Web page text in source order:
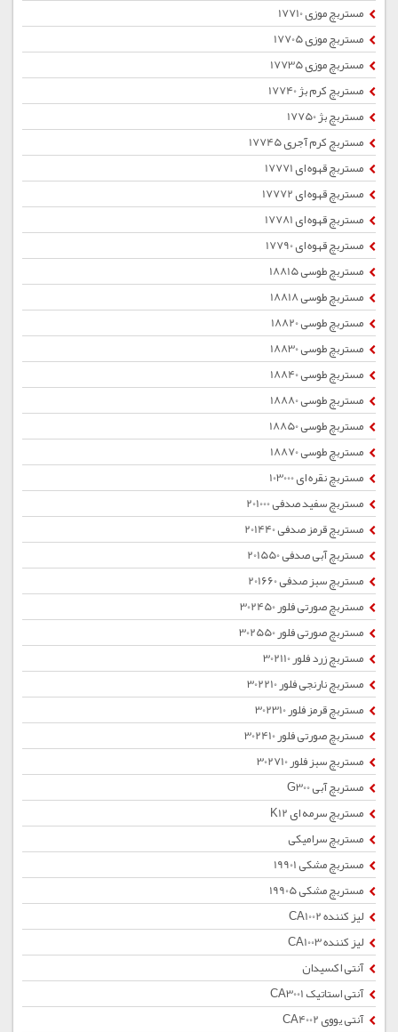
مستربچ موزی 17710
مستربچ موزی 17705
مستربچ موزی 17735
مستربچ کرم بژ 17740
مستربچ بژ 17750
مستربچ کرم آجری 17745
مستربچ قهوه ای 17771
مستربچ قهوه ای 17772
مستربچ قهوه ای 17781
مستربچ قهوه ای 17790
مستربچ طوسی 18815
مستربچ طوسی 18818
مستربچ طوسی 18820
مستربچ طوسی 18830
مستربچ طوسی 18840
مستربچ طوسی 18880
مستربچ طوسی 18850
مستربچ طوسی 18870
مستربچ نقره ای 103000
مستربچ سفید صدفی 201000
مستربچ قرمز صدفی 201440
مستربچ آبی صدفی 201550
مستربچ سبز صدفی 201660
مستربچ صورتی فلور 302450
مستربچ صورتی فلور 302550
مستربچ زرد فلور 302110
مستربچ نارنجی فلور 302210
مستربچ قرمز فلور 302310
مستربچ صورتی فلور 302410
مستربچ سبز فلور 302710
مستربچ آبی G300
مستربچ سرمه ای K12
مستربچ سرامیکی
مستربچ مشکی 19901
مستربچ مشکی 19905
لیز کننده CA1002
لیز کننده CA1003
آنتی اکسیدان
آنتی استاتیک CA3001
آنتی یووی CA4002